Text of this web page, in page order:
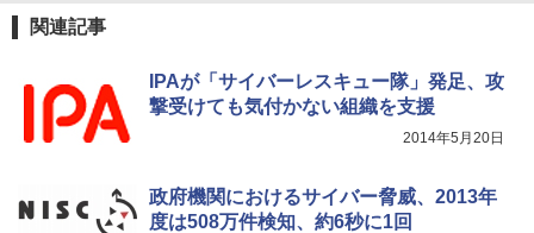
関連記事
IPAが「サイバーレスキュー隊」発足、攻
撃受けても気付かない組織を支援
2014年5月20日
政府機関におけるサイバー脅威、2013年
度は508万件検知、約6秒に1回